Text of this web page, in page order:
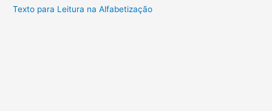
Texto para Leitura na Alfabetização